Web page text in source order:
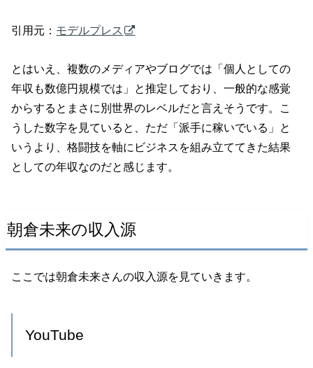
引用元： モデルプレス
とはいえ、複数のメディアやブログでは「個人としての
年収も数億円規模では」と推定しており、一般的な感覚
からするとまさに別世界のレベルだと言えそうです。こ
うした数字を見ていると、ただ「派手に稼いでいる」と
いうより、格闘技を軸にビジネスを組み立ててきた結果
としての年収なのだと感じます。
朝倉未来の収入源
ここでは朝倉未来さんの収入源を見ていきます。
YouTube